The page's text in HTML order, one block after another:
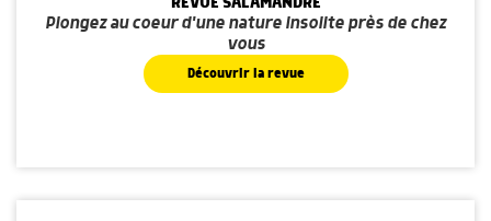
Plongez au coeur d'une nature insolite près de chez
vous
Découvrir la revue